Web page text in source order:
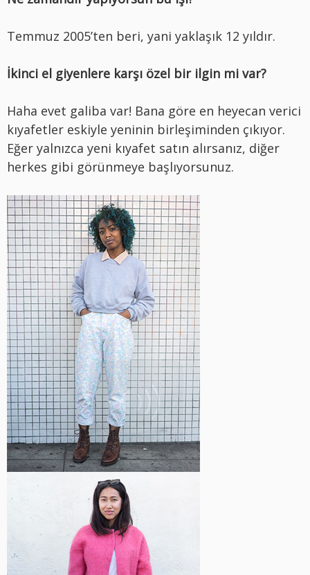
Temmuz 2005’ten beri, yani yaklaşık 12 yıldır.
İkinci el giyenlere karşı özel bir ilgin mi var?
Haha evet galiba var! Bana göre en heyecan verici
kıyafetler eskiyle yeninin birleşiminden çıkıyor.
Eğer yalnızca yeni kıyafet satın alırsanız, diğer
herkes gibi görünmeye başlıyorsunuz.